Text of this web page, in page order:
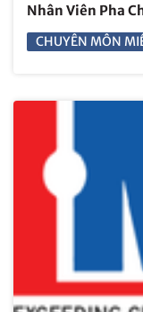
Nhân Viên Pha
CHUYÊN MÔN